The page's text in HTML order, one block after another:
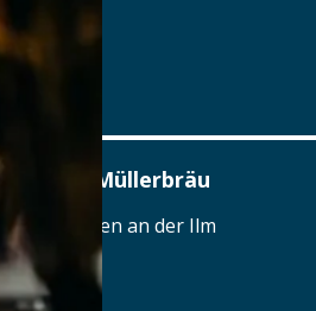
Müllerbräu
an der Ilm